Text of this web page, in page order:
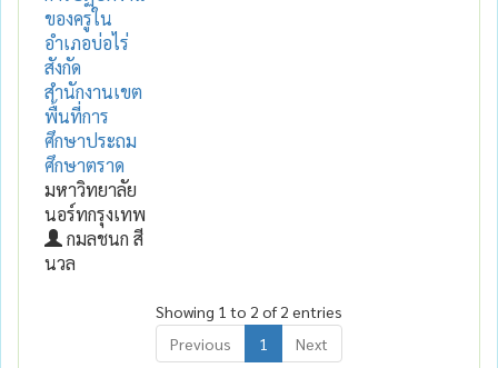
ของครูใน
อำเภอบ่อไร่
สังกัด
สำนักงานเขต
พื้นที่การ
ศึกษาประถม
ศึกษาตราด
มหาวิทยาลัย
นอร์ทกรุงเทพ
กมลชนก สี
นวล
Showing 1 to 2 of 2 entries
Previous
1 Next